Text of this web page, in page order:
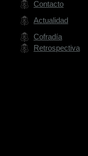
Contacto
Actualidad
Cofradía
Retrospectiva